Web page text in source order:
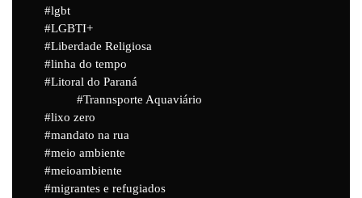
lgbt
LGBTI+
Liberdade Religiosa
linha do tempo
Litoral do Paraná
Trannsporte Aquaviário
lixo zero
mandato na rua
meio ambiente
meioambiente
migrantes e refugiados